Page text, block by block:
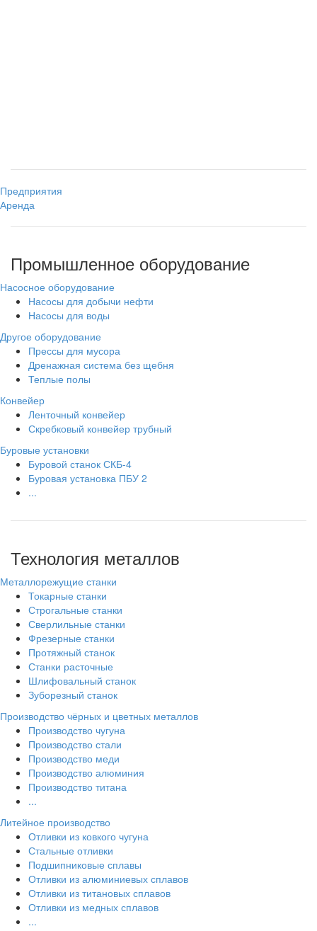
Предприятия
Аренда
Промышленное оборудование
Насосное оборудование
Насосы для добычи нефти
Насосы для воды
Другое оборудование
Прессы для мусора
Дренажная система без щебня
Теплые полы
Конвейер
Ленточный конвейер
Скребковый конвейер трубный
Буровые установки
Буровой станок СКБ-4
Буровая установка ПБУ 2
...
Технология металлов
Металлорежущие станки
Токарные станки
Строгальные станки
Сверлильные станки
Фрезерные станки
Протяжный станок
Станки расточные
Шлифовальный станок
Зуборезный станок
Производство чёрных и цветных металлов
Производство чугуна
Производство стали
Производство меди
Производство алюминия
Производство титана
...
Литейное производство
Отливки из ковкого чугуна
Стальные отливки
Подшипниковые сплавы
Отливки из алюминиевых сплавов
Отливки из титановых сплавов
Отливки из медных сплавов
...